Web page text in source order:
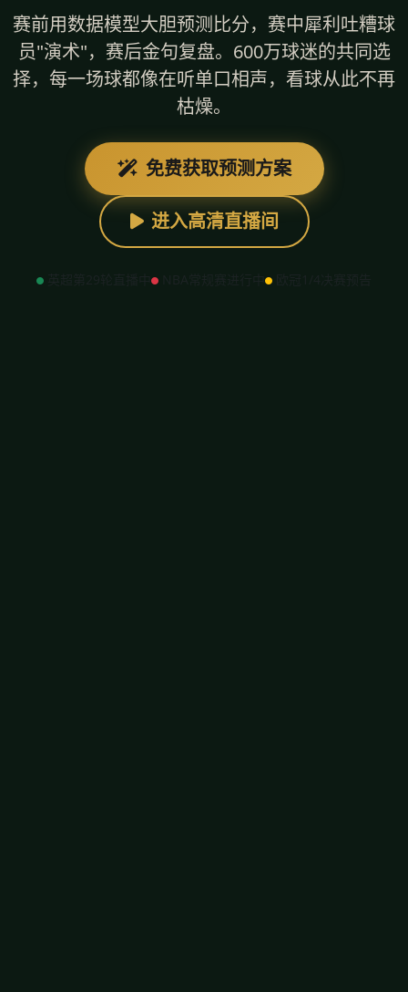
赛前用数据模型大胆预测比分，赛中犀利吐糟球
员"演术"，赛后金句复盘。600万球迷的共同选
择，每一场球都像在听单口相声，看球从此不再
枯燥。
免费获取预测方案
进入高清直播间